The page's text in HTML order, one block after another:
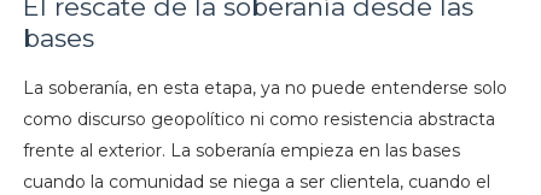
El rescate de la soberanía desde las
bases
La soberanía, en esta etapa, ya no puede entenderse solo
como discurso geopolítico ni como resistencia abstracta
frente al exterior. La soberanía empieza en las bases
cuando la comunidad se niega a ser clientela, cuando el